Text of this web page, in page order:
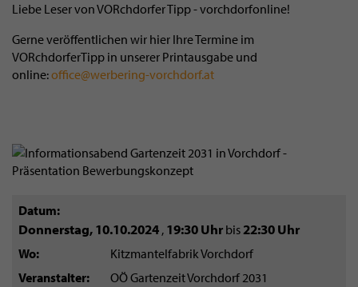
Liebe Leser von VORchdorfer Tipp - vorchdorfonline!
Gerne veröffentlichen wir hier Ihre Termine im
VORchdorferTipp in unserer Printausgabe und
online:office@werbering-vorchdorf.at
Datum
Donnerstag, 10.10.2024 , 19:30 Uhr bis 22:30 Uhr
Wo
Kitzmantelfabrik Vorchdorf
Veranstalter
OÖ Gartenzeit Vorchdorf 2031